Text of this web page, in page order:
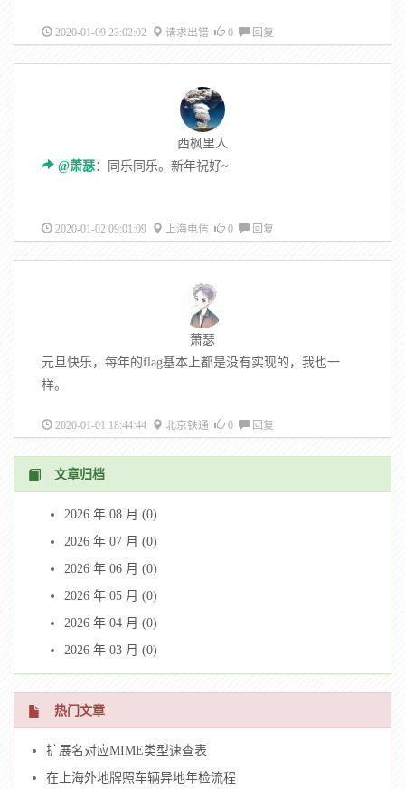
2020-01-09 23:02:02 请求出错 0 回复
西枫里人
@萧瑟：同乐同乐。新年祝好~
2020-01-02 09:01:09 上海电信 0 回复
萧瑟
元旦快乐，每年的flag基本上都是没有实现的，我也一
样。
2020-01-01 18:44:44 北京铁通 0 回复
文章归档
2026 年 08 月 (0)
2026 年 07 月 (0)
2026 年 06 月 (0)
2026 年 05 月 (0)
2026 年 04 月 (0)
2026 年 03 月 (0)
热门文章
扩展名对应MIME类型速查表
在上海外地牌照车辆异地年检流程